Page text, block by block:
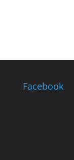
Facebook